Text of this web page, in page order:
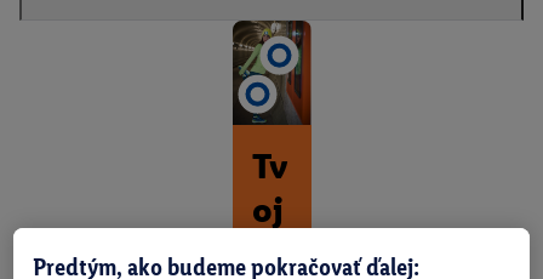
Tv
oj
e
Predtým, ako budeme pokračovať ďalej: